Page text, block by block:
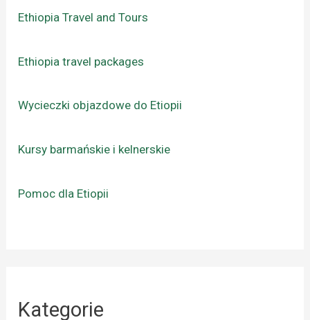
Ethiopia Travel and Tours
Ethiopia travel packages
Wycieczki objazdowe do Etiopii
Kursy barmańskie i kelnerskie
Pomoc dla Etiopii
Kategorie